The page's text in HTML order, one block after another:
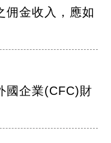
佣金收入，應如
國企業(CFC)財